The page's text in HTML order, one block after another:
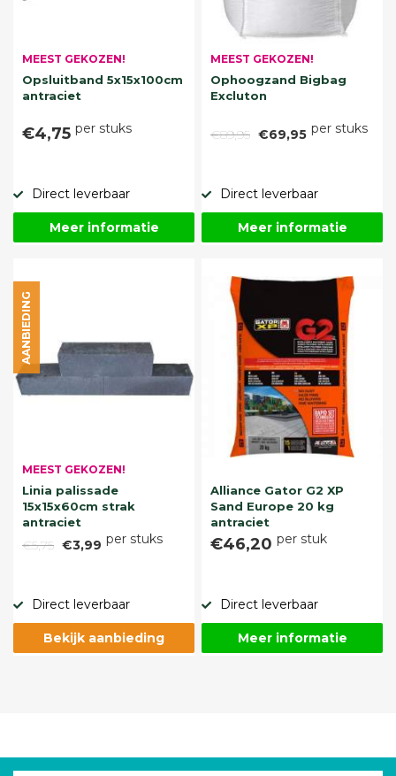
MEEST GEKOZEN!
Opsluitband 5x15x100cm
antraciet
€4,75 per stuks
Direct leverbaar
Meer informatie
MEEST GEKOZEN!
Ophoogzand Bigbag
Excluton
€89,95 €69,95 per stuks
Direct leverbaar
Meer informatie
MEEST GEKOZEN!
Linia palissade
15x15x60cm strak
antraciet
€5,75 €3,99 per stuks
AANBIEDING
Direct leverbaar
Bekijk aanbieding
Alliance Gator G2 XP
Sand Europe 20 kg
antraciet
€46,20 per stuk
Direct leverbaar
Meer informatie